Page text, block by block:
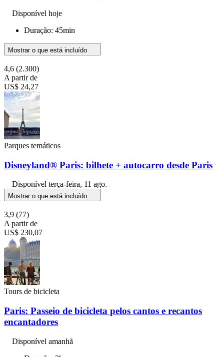
Disponível hoje
Duração: 45min
Mostrar o que está incluído
4,6 (2.300)
A partir de
US$ 24,27
Parques temáticos
Disneyland® Paris: bilhete + autocarro desde Paris
Disponível terça-feira, 11 ago.
Mostrar o que está incluído
3,9 (77)
A partir de
US$ 230,07
Tours de bicicleta
Paris: Passeio de bicicleta pelos cantos e recantos
encantadores
Disponível amanhã